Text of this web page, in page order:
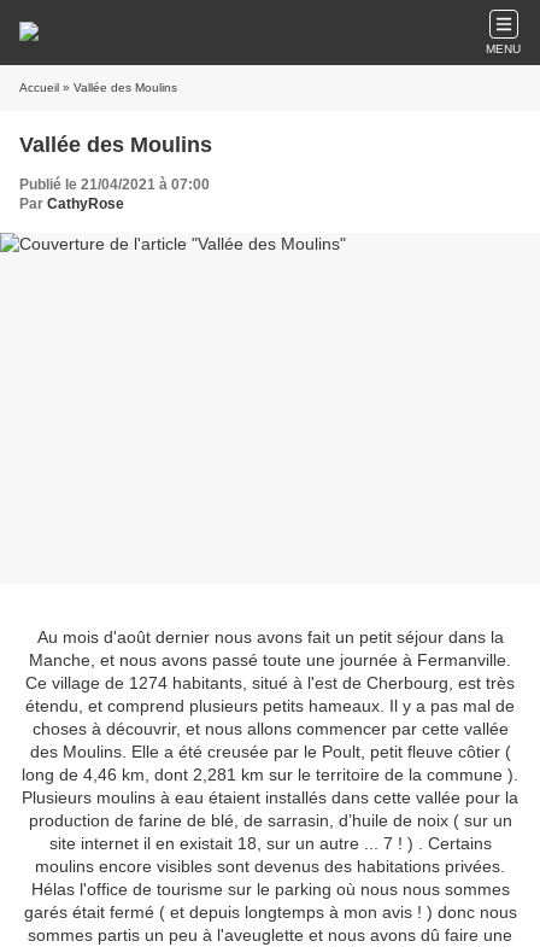
MENU
Accueil » Vallée des Moulins
Vallée des Moulins
Publié le 21/04/2021 à 07:00
Par CathyRose
Au mois d'août dernier nous avons fait un petit séjour dans la
Manche, et nous avons passé toute une journée à Fermanville.
Ce village de 1274 habitants, situé à l'est de Cherbourg, est très
étendu, et comprend plusieurs petits hameaux. Il y a pas mal de
choses à découvrir, et nous allons commencer par cette vallée
des Moulins. Elle a été creusée par le Poult, petit fleuve côtier (
long de 4,46 km , dont 2,281 km sur le territoire de la commune ).
Plusieurs moulins à eau étaient installés dans cette vallée pour la
production de farine de blé, de sarrasin, d’huile de noix ( sur un
site internet il en existait 18, sur un autre ... 7 ! ) . Certains
moulins encore visibles sont devenus des habitations privées.
Hélas l'office de tourisme sur le parking où nous nous sommes
garés était fermé ( et depuis longtemps à mon avis ! ) donc nous
sommes partis un peu à l'aveuglette et nous avons dû faire une